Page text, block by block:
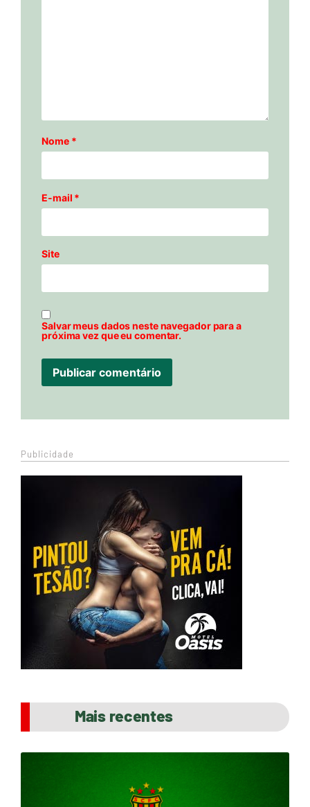
Nome *
E-mail *
Site
Salvar meus dados neste navegador para a
próxima vez que eu comentar.
Publicidade
Mais recentes